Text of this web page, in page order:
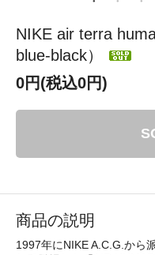
NIKE air terra
blue-black）
0円(税込0円)
商品の説明
1997年にNIKE A.C.G.から